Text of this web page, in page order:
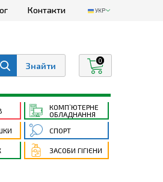
Контакти УКР
0
КОМП’ЮТЕРНЕ
ОБЛАДНАННЯ
СПОРТ
ЗАСОБИ ГІГІЄНИ